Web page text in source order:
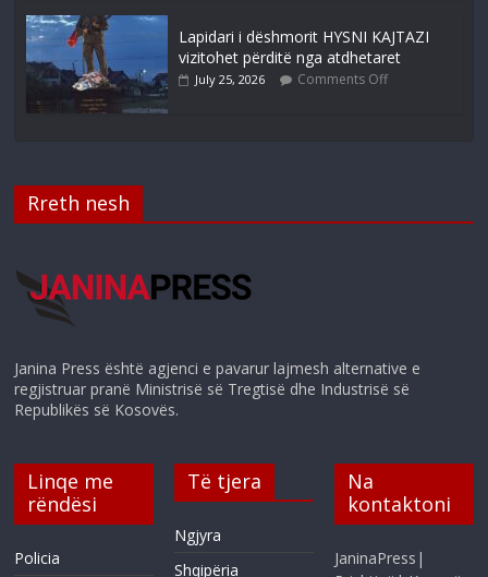
Lapidari i dëshmorit HYSNI KAJTAZI
vizitohet përditë nga atdhetaret
July 25, 2026 Comments Off
Rreth nesh
Janina Press është agjenci e pavarur lajmesh alternative e
regjistruar pranë Ministrisë së Tregtisë dhe Industrisë së
Republikës së Kosovës.
Linqe me
rëndësi
Policia
Të tjera
Ngjyra
Shqipëria
Na
kontaktoni
JaninaPress|